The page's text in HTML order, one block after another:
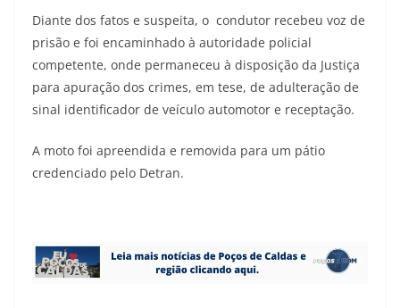
Diante dos fatos e suspeita, o condutor recebeu voz de
prisão e foi encaminhado à autoridade policial
competente, onde permaneceu à disposição da Justiça
para apuração dos crimes, em tese, de adulteração de
sinal identificador de veículo automotor e receptação.
A moto foi apreendida e removida para um pátio
credenciado pelo Detran.